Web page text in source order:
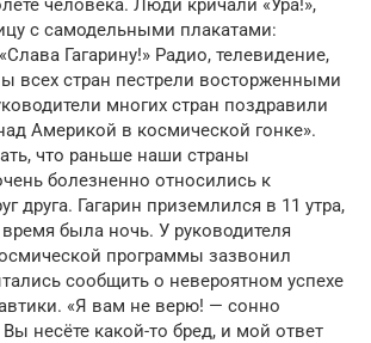
человека. Люди кричали «Ура!»,
с самодельными плакатами:
Гагарину!» Радио, телевидение,
всех стран пестрели восторженными
многих стран поздравили
Америкой в космической гонке».
что раньше наши страны
болезненно относились к
друга. Гагарин приземлился в 11 утра,
была ночь. У руководителя
программы зазвонил
сообщить о невероятном успехе
«Я вам не верю! — сонно
несёте какой-то бред, и мой ответ